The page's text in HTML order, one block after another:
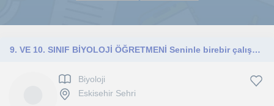
9. VE 10. SINIF BİYOLOJİ ÖĞRETMENİ Seninle birebir çalışarak sıkılmadan,çeşitli soru çözümü, ödevlendirme, anlaşılır konu anlatımı
Biyoloji
Eskisehir Sehri